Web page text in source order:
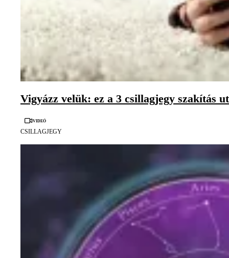
Vigyázz velük: ez a 3 csillagjegy szakítás
Videó
CSILLAGJEGY